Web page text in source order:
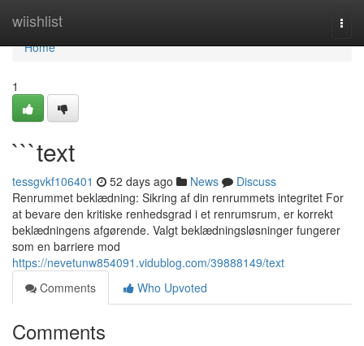
wiishlist
Home
Home
1
```text
tessgvkf106401 52 days ago News
Discuss
Renrummet beklædning: Sikring af din renrummets integritet For
at bevare den kritiske renhedsgrad i et renrumsrum, er korrekt
beklædningens afgørende. Valgt beklædningsløsninger fungerer
som en barriere mod
https://nevetunw854091.vidublog.com/39888149/text
Comments
Who Upvoted
Comments